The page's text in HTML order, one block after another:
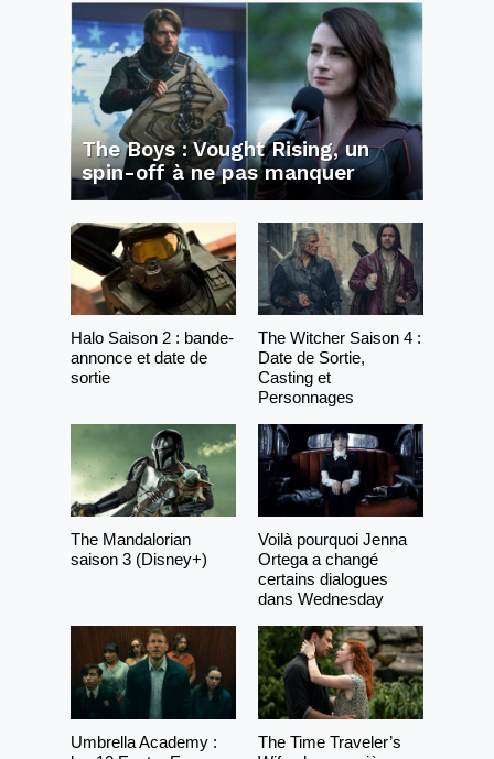
The Boys : Vought Rising, un
spin-off à ne pas manquer
Halo Saison 2 : bande-
annonce et date de
sortie
The Witcher Saison 4 :
Date de Sortie,
Casting et
Personnages
The Mandalorian
saison 3 (Disney+)
Voilà pourquoi Jenna
Ortega a changé
certains dialogues
dans Wednesday
Umbrella Academy :
The Time Traveler’s